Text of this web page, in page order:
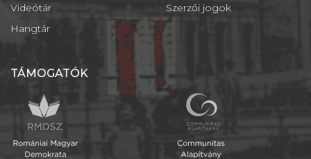
Videótár
Hangtár
Szerzői jogok
TÁMOGATÓK